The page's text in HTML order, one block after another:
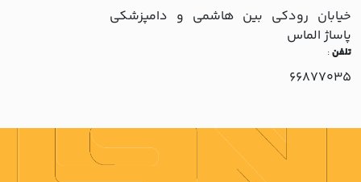
خيابان رودکي بين هاشمي و دامپزشکي
پاساژ الماس
تلفن:
66877035